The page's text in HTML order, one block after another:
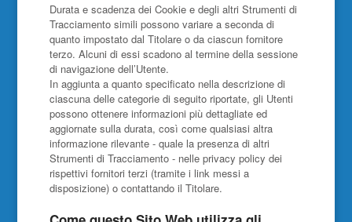
Durata e scadenza dei Cookie e degli altri Strumenti di
Tracciamento simili possono variare a seconda di
quanto impostato dal Titolare o da ciascun fornitore
terzo. Alcuni di essi scadono al termine della sessione
di navigazione dell’Utente.
In aggiunta a quanto specificato nella descrizione di
ciascuna delle categorie di seguito riportate, gli Utenti
possono ottenere informazioni più dettagliate ed
aggiornate sulla durata, così come qualsiasi altra
informazione rilevante - quale la presenza di altri
Strumenti di Tracciamento - nelle privacy policy dei
rispettivi fornitori terzi (tramite i link messi a
disposizione) o contattando il Titolare.